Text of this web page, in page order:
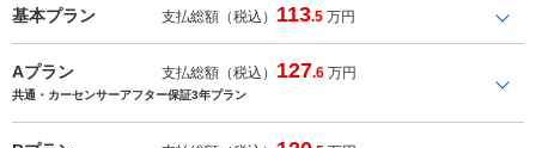
基本プラン 支払総額（税込） 113.5 万円
Aプラン 支払総額（税込） 127.6 万円
共通・カーセンサーアフター保証3年プラン